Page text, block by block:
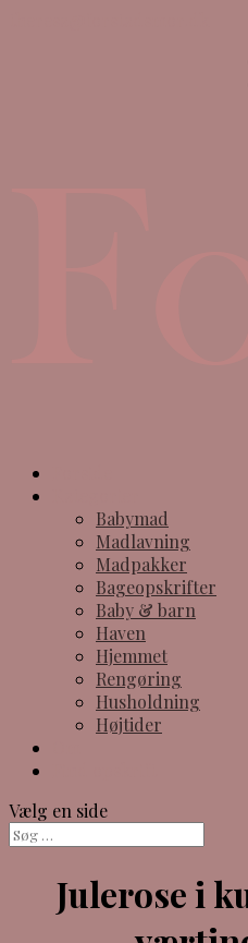
Babymad
Madlavning
Madpakker
Bageopskrifter
Baby & barn
Haven
Hjemmet
Rengøring
Husholdning
Højtider
Vælg en side
Julerose i